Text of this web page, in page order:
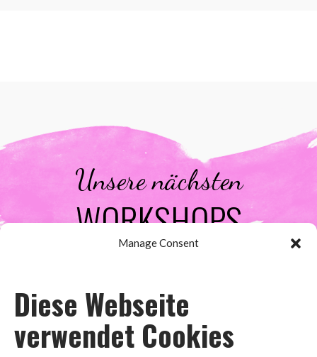
Manage Consent
Diese Webseite
verwendet Cookies
Unsere nächsten
WORKSHOPS
ENTDECKEN